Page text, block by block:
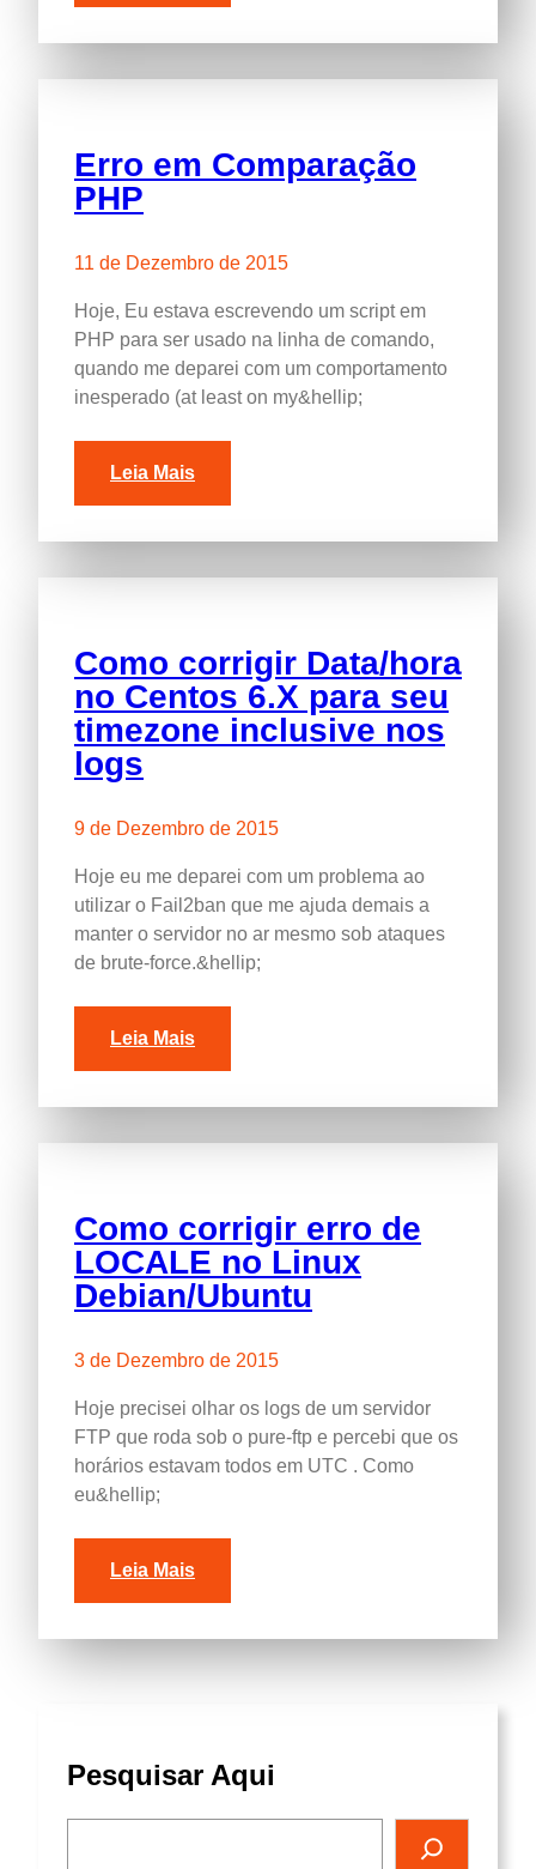
Erro em Comparação
PHP
11 de Dezembro de 2015
Hoje, Eu estava escrevendo um script em
PHP para ser usado na linha de comando,
quando me deparei com um comportamento
inesperado (at least on my&hellip;
Leia Mais
Como corrigir Data/hora
no Centos 6.X para seu
timezone inclusive nos
logs
9 de Dezembro de 2015
Hoje eu me deparei com um problema ao
utilizar o Fail2ban que me ajuda demais a
manter o servidor no ar mesmo sob ataques
de brute-force.&hellip;
Leia Mais
Como corrigir erro de
LOCALE no Linux
Debian/Ubuntu
3 de Dezembro de 2015
Hoje precisei olhar os logs de um servidor
FTP que roda sob o pure-ftp e percebi que os
horários estavam todos em UTC . Como
eu&hellip;
Leia Mais
Pesquisar Aqui